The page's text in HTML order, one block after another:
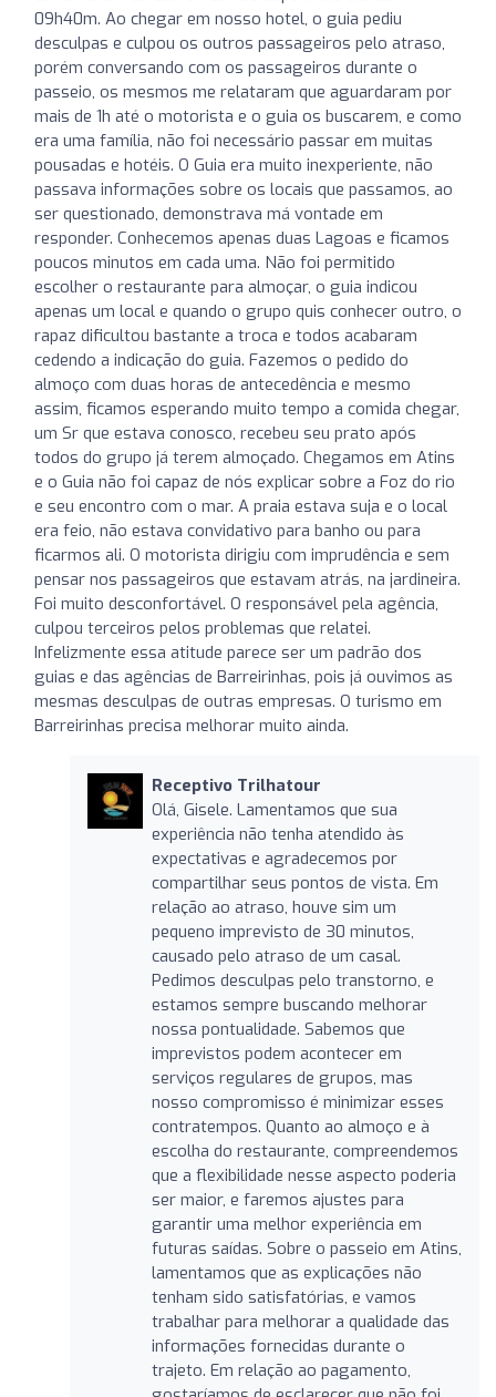
09h40m. Ao chegar em nosso hotel, o guia pediu
desculpas e culpou os outros passageiros pelo atraso,
porém conversando com os passageiros durante o
passeio, os mesmos me relataram que aguardaram por
mais de 1h até o motorista e o guia os buscarem, e como
era uma família, não foi necessário passar em muitas
pousadas e hotéis. O Guia era muito inexperiente, não
passava informações sobre os locais que passamos, ao
ser questionado, demonstrava má vontade em
responder. Conhecemos apenas duas Lagoas e ficamos
poucos minutos em cada uma. Não foi permitido
escolher o restaurante para almoçar, o guia indicou
apenas um local e quando o grupo quis conhecer outro, o
rapaz dificultou bastante a troca e todos acabaram
cedendo a indicação do guia. Fazemos o pedido do
almoço com duas horas de antecedência e mesmo
assim, ficamos esperando muito tempo a comida chegar,
um Sr que estava conosco, recebeu seu prato após
todos do grupo já terem almoçado. Chegamos em Atins
e o Guia não foi capaz de nós explicar sobre a Foz do rio
e seu encontro com o mar. A praia estava suja e o local
era feio, não estava convidativo para banho ou para
ficarmos ali. O motorista dirigiu com imprudência e sem
pensar nos passageiros que estavam atrás, na jardineira.
Foi muito desconfortável. O responsável pela agência,
culpou terceiros pelos problemas que relatei.
Infelizmente essa atitude parece ser um padrão dos
guias e das agências de Barreirinhas, pois já ouvimos as
mesmas desculpas de outras empresas. O turismo em
Barreirinhas precisa melhorar muito ainda.
Receptivo Trilhatour
Olá, Gisele. Lamentamos que sua
experiência não tenha atendido às
expectativas e agradecemos por
compartilhar seus pontos de vista. Em
relação ao atraso, houve sim um
pequeno imprevisto de 30 minutos,
causado pelo atraso de um casal.
Pedimos desculpas pelo transtorno, e
estamos sempre buscando melhorar
nossa pontualidade. Sabemos que
imprevistos podem acontecer em
serviços regulares de grupos, mas
nosso compromisso é minimizar esses
contratempos. Quanto ao almoço e à
escolha do restaurante, compreendemos
que a flexibilidade nesse aspecto poderia
ser maior, e faremos ajustes para
garantir uma melhor experiência em
futuras saídas. Sobre o passeio em Atins,
lamentamos que as explicações não
tenham sido satisfatórias, e vamos
trabalhar para melhorar a qualidade das
informações fornecidas durante o
trajeto. Em relação ao pagamento,